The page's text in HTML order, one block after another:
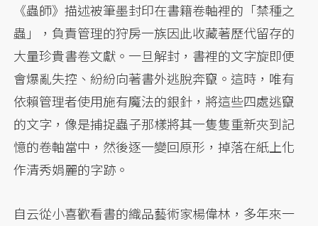
《蟲師》描述被筆墨封印在書籍卷軸裡的「禁種之
蟲」，負責管理的狩房一族因此收藏著歷代留存的
大量珍貴書卷文獻。一旦解封，書裡的文字旋即便
會爆亂失控、紛紛向著書外逃脫奔竄。這時，唯有
依賴管理者使用施有魔法的銀針，將這些四處逃竄
的文字，像是捕捉蟲子那樣將其一隻隻重新夾到記
憶的卷軸當中，然後逐一變回原形，掉落在紙上化
作清秀娟麗的字跡。
自云從小喜歡看書的織品藝術家楊偉林，多年來一